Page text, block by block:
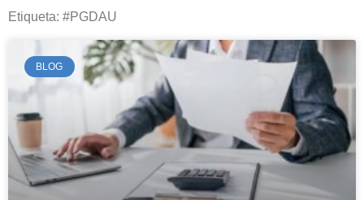
do Direito.
Etiqueta: #PGDAU
BLOG